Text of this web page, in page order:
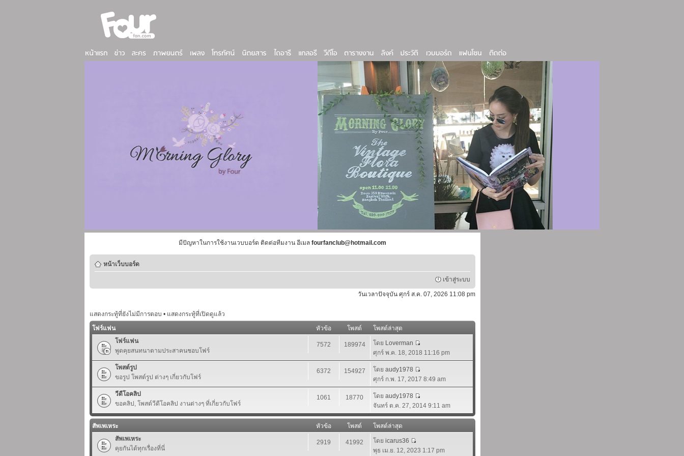
มีปัญหาในการใช้งานเวบบอร์ด ติดต่อทีมงาน อีเมล fourfanclub@hotmail.com
หน้าเว็บบอร์ด
เข้าสู่ระบบ
วันเวลาปัจจุบัน ศุกร์ ส.ค. 07, 2026 11:08 pm
แสดงกระทู้ที่ยังไม่มีการตอบ • แสดงกระทู้ที่เปิดดูแล้ว
โฟร์แฟน
หัวข้อ โพสต์
โพสต์ล่าสุด
โฟร์แฟน
พูดคุยสนทนาตามประสาคนชอบโฟร์
7572 189974 โดย Loverman
ศุกร์ พ.ค. 18, 2018 11:16 pm
โพสต์รูป
ขอรูป โพสต์รูป ต่างๆ เกี่ยวกับโฟร์
6372 154927 โดย audy1978
ศุกร์ ก.พ. 17, 2017 8:49 am
วีดีโอคลิป
ขอคลิป, โพสต์วีดีโอคลิป งานต่างๆ ที่เกี่ยวกับโฟร์
1061 18770 โดย audy1978
จันทร์ ต.ค. 27, 2014 9:11 am
สัพเพเหระ หัวข้อ โพสต์
โพสต์ล่าสุด
สัพเพเหระ
คุยกันได้ทุกเรื่องที่นี่
2919 41992 โดย icarus36
พุธ เม.ย. 12, 2023 1:17 pm